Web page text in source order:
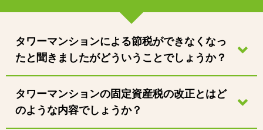
タワーマンションによる節税ができなくなっ
たと聞きましたがどういうことでしょうか？
タワーマンションの固定資産税の改正とはど
のような内容でしょうか？